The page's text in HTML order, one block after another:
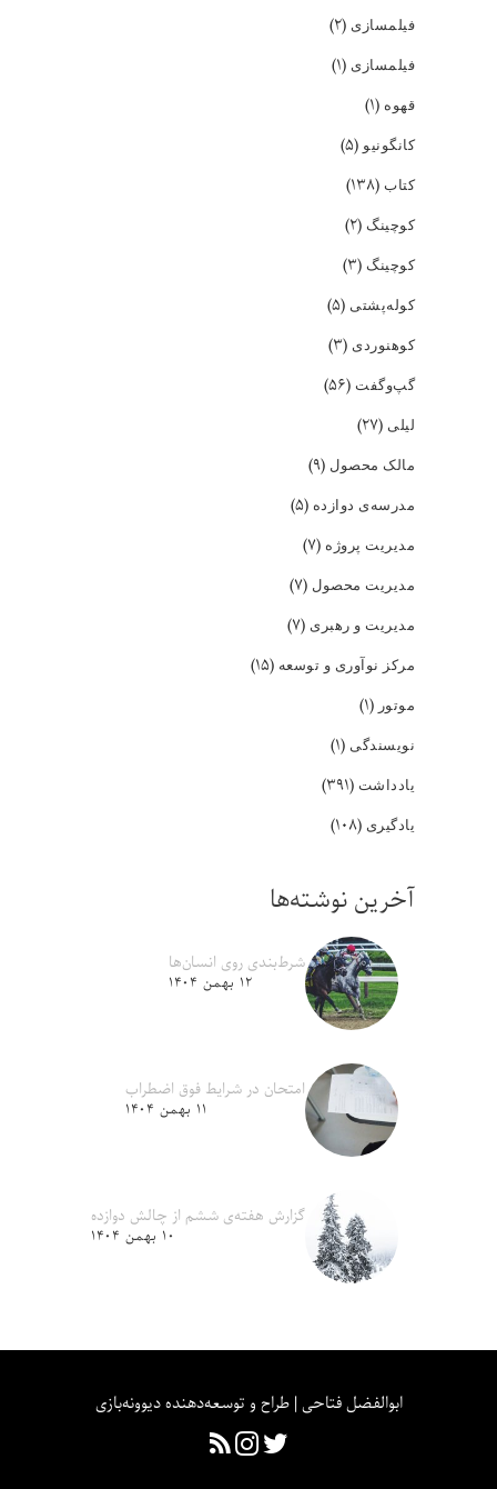
فیلمسازی (۲)
فیلمسازی (۱)
قهوه (۱)
کانگونیو(۵)
کتاب (۱۳۸)
کوچینگ (۲)
کوچینگ (۳)
کوله‌پشتی (۵)
کوهنوردی (۳)
گپ‌و‌گفت (۵۶)
لیلی (۲۷)
مالک محصول (۹)
مدرسه‌ی دوازده (۵)
مدیریت پروژه (۷)
مدیریت محصول (۷)
مدیریت و رهبری (۷)
مرکز نوآوری و توسعه (۱۵)
موتور (۱)
نویسندگی (۱)
یادداشت (۳۹۱)
یادگیری (۱۰۸)
آخرین نوشته‌ها
شرط‌بندی روی انسان‌ها
۱۲ بهمن ۱۴۰۴
امتحان در شرایط فوق اضطراب
۱۱ بهمن ۱۴۰۴
گزارش هفته‌ی ششم از چالش دوازده
۱۰ بهمن ۱۴۰۴
ابوالفضل فتاحی | طراح و توسعه‌دهنده دیوونه‌بازی